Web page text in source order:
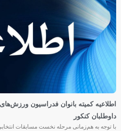
اطلاعیه کمیته بانوان فدراسیون
داوطلبان کنکور
با توجه به هم‌زمانی مرحله نخست مسابقات